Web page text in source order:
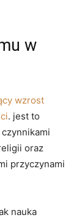
w
wzrost
. jest to
oraz
przyczynami
nauka